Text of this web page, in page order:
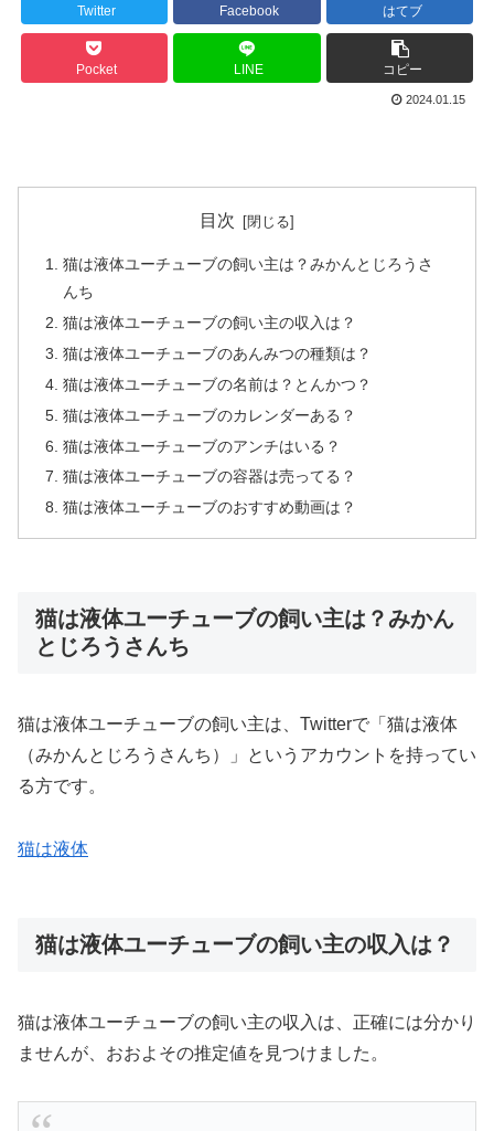
Twitter Facebook はてブ
Pocket LINE コピー
2024.01.15
目次
猫は液体ユーチューブの飼い主は？みかんとじろうさ
んち
猫は液体ユーチューブの飼い主の収入は？
猫は液体ユーチューブのあんみつの種類は？
猫は液体ユーチューブの名前は？とんかつ？
猫は液体ユーチューブのカレンダーある？
猫は液体ユーチューブのアンチはいる？
猫は液体ユーチューブの容器は売ってる？
猫は液体ユーチューブのおすすめ動画は？
猫は液体ユーチューブの飼い主は？みかん
とじろうさんち
猫は液体ユーチューブの飼い主は、Twitterで「猫は液体
（みかんとじろうさんち）」というアカウントを持ってい
る方です。
猫は液体
猫は液体ユーチューブの飼い主の収入は？
猫は液体ユーチューブの飼い主の収入は、正確には分かり
ませんが、おおよその推定値を見つけました。